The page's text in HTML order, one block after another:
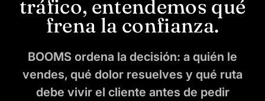
tráfico, entendemos qué
frena la confianza.
BOOMS ordena la decisión: a quién le
vendes, qué dolor resuelves y qué ruta
debe vivir el cliente antes de pedir